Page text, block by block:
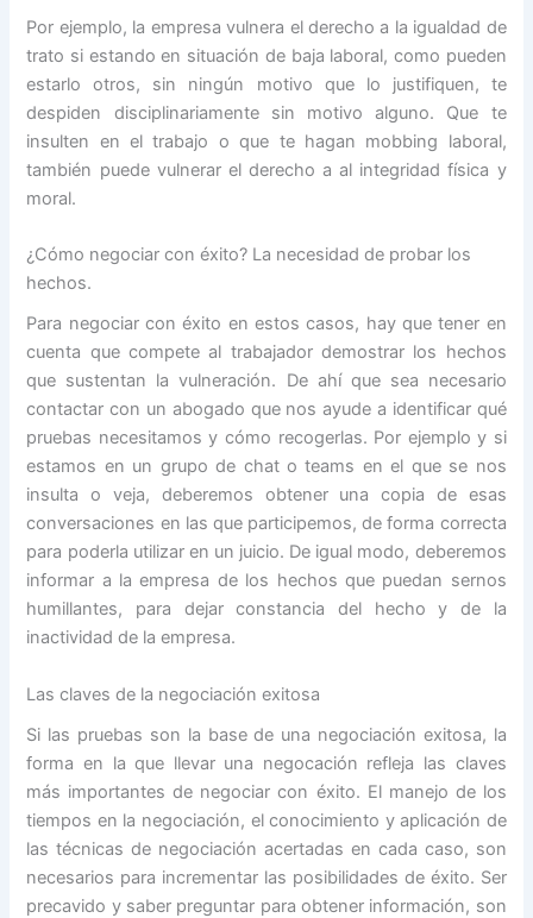
Por ejemplo, la empresa vulnera el derecho a la igualdad de
trato si estando en situación de baja laboral, como pueden
estarlo otros, sin ningún motivo que lo justifiquen, te
despiden disciplinariamente sin motivo alguno. Que te
insulten en el trabajo o que te hagan mobbing laboral,
también puede vulnerar el derecho a al integridad física y
moral.
¿Cómo negociar con éxito? La necesidad de probar los
hechos.
Para negociar con éxito en estos casos, hay que tener en
cuenta que compete al trabajador demostrar los hechos
que sustentan la vulneración. De ahí que sea necesario
contactar con un abogado que nos ayude a identificar qué
pruebas necesitamos y cómo recogerlas. Por ejemplo y si
estamos en un grupo de chat o teams en el que se nos
insulta o veja, deberemos obtener una copia de esas
conversaciones en las que participemos, de forma correcta
para poderla utilizar en un juicio. De igual modo, deberemos
informar a la empresa de los hechos que puedan sernos
humillantes, para dejar constancia del hecho y de la
inactividad de la empresa.
Las claves de la negociación exitosa
Si las pruebas son la base de una negociación exitosa, la
forma en la que llevar una negocación refleja las claves
más importantes de negociar con éxito. El manejo de los
tiempos en la negociación, el conocimiento y aplicación de
las técnicas de negociación acertadas en cada caso, son
necesarios para incrementar las posibilidades de éxito. Ser
precavido y saber preguntar para obtener información, son